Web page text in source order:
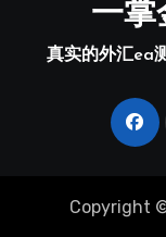
一掌
真实的外汇ea
Copyright